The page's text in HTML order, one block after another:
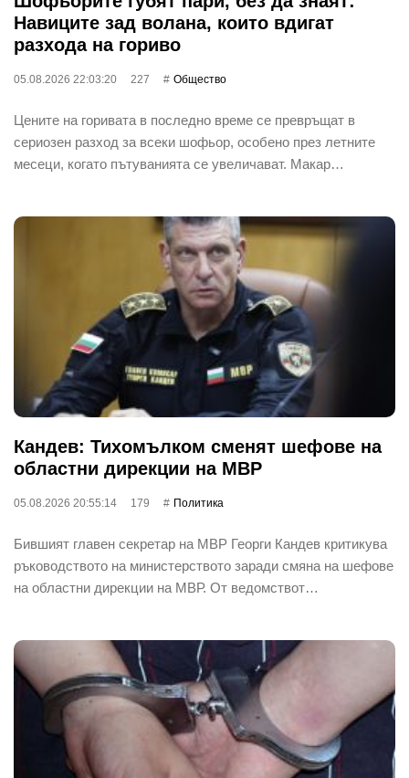
Навиците зад волана, които вдигат
разхода на гориво
05.08.2026 22:03:20 227 Общество
Цените на горивата в последно време се превръщат в
сериозен разход за всеки шофьор, особено през летните
месеци, когато пътуванията се увеличават. Макар…
Кандев: Тихомълком сменят шефове на
областни дирекции на МВР
05.08.2026 20:55:14 179 Политика
Бившият главен секретар на МВР Георги Кандев критикува
ръководството на министерството заради смяна на шефове
на областни дирекции на МВР. От ведомствот…